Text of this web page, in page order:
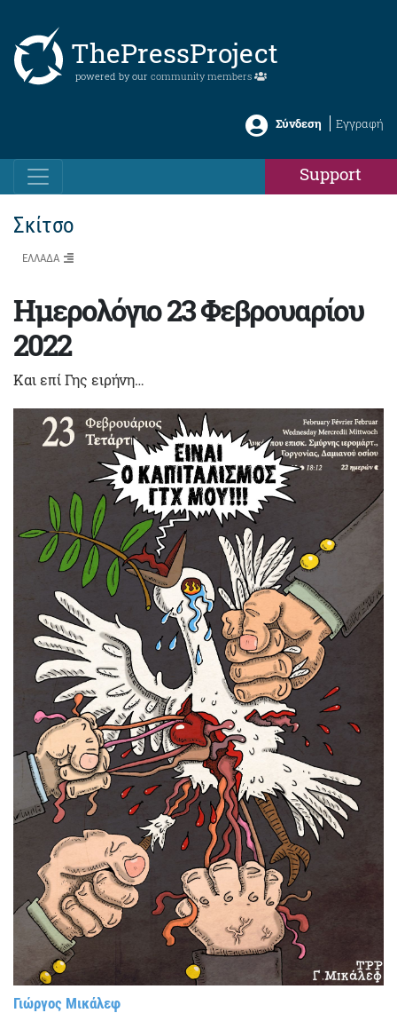
ThePressProject
powered by our community members
Σύνδεση Εγγραφή
Support
Σκίτσο
ΕΛΛΑΔΑ
Ημερολόγιο 23 Φεβρουαρίου
2022
Και επί Γης ειρήνη…
Γιώργος Μικάλεφ